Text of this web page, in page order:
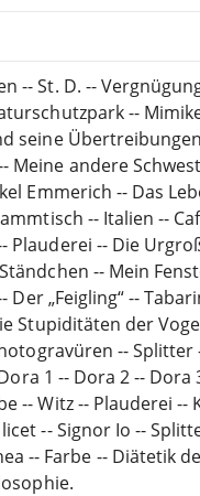
-- St. D. --
--
seine
Meine andere
Emmerich -- Das
-- Italien --
Plauderei -- Die
-- Mein
„Feigling“ --
Stupiditäten der
-- Splitter
1 -- Dora 2 -- Dora
-- Witz -- Plauderei --
-- Signor Io --
-- Farbe -- Diätetik